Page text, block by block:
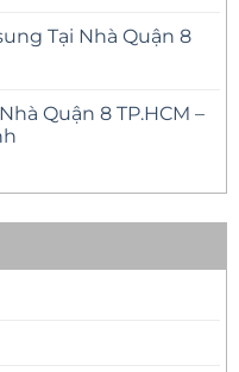
Tại Nhà Quận 8
Quận 8 TP.HCM –